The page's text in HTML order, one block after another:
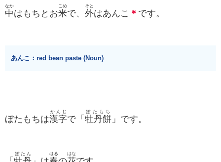
中
なか
はもちとお米
こめ
で、 外
そと
はあんこ ＊ です。
あんこ：red bean paste (Noun)
ぼたもちは漢字
かんじ
で「 牡丹餅
ぼたもち
」です。
ぼたん はる はな